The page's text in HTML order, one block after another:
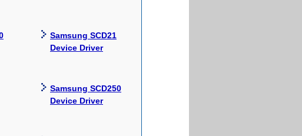
Samsung SCD21
Device Driver
Samsung SCD250
Device Driver